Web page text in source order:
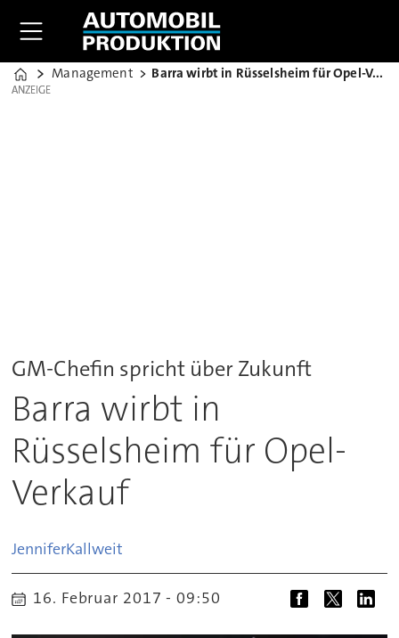
Home
Management Barra wirbt in Rüsselsheim für Opel-Verkauf
ANZEIGE
ANZEIGE
GM-Chefin spricht über Zukunft
Barra wirbt in
Rüsselsheim für Opel-
Verkauf
JenniferKallweit
16. Februar 2017 - 09:50